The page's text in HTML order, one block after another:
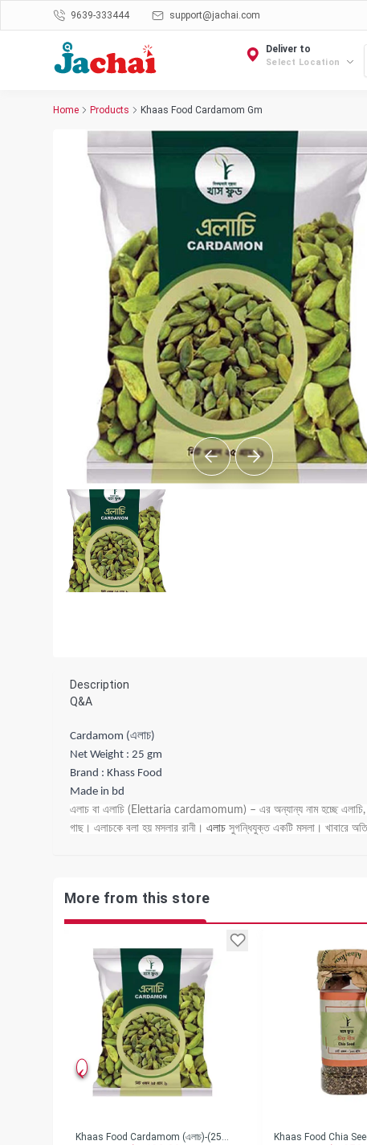
9639-333444 support@jachai.com
Deliver to
Select Location
Home Products Khaas Food Cardamom Gm
Description
Q&A
Cardamom (এলাচ)
Net Weight : 25 gm
Brand : Khass Food
Made in bd
এলাচ বা এলাচি (Elettaria cardamomum) – এর অন্যান্য নাম হচ্ছে
গাছ। এলাচকে বলা হয় মসলার রানী। এলাচ সুগন্ধিযুক্ত একটি মসলা। খাবারে
More from this store
Khaas Food Cardamom (এলাচ)-(25
Khaas Food Chia Seed